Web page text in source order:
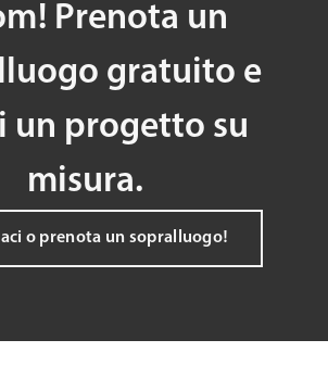
Prenota un
gratuito e
un progetto su
misura.
o prenota un sopralluogo!